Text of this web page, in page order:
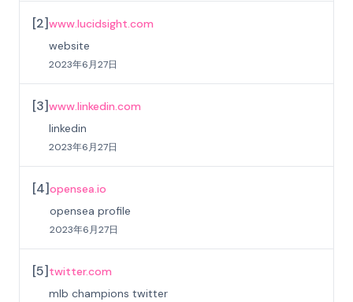
[2]www.lucidsight.com
website
2023年6月27日
[3]www.linkedin.com
linkedin
2023年6月27日
[4]opensea.io
opensea profile
2023年6月27日
[5] twitter.com
mlb champions twitter